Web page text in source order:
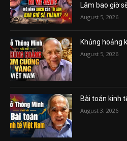
Lâm bao giờ
August 5, 2026
Khủng hoảng
August 5, 2026
Bài toán kinh
August 3, 2026